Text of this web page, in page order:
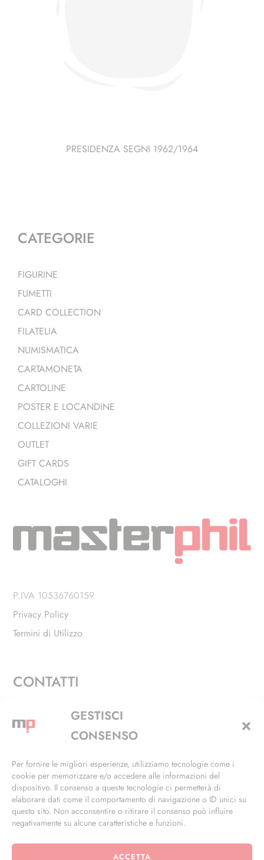
GESTISCI
CONSENSO
Per fornire le migliori esperienze, utilizziamo tecnologie come i
cookie per memorizzare e/o accedere alle informazioni del
dispositivo. Il consenso a queste tecnologie ci permetterà di
elaborare dati come il comportamento di navigazione o ID unici su
questo sito. Non acconsentire o ritirare il consenso può influire
negativamente su alcune caratteristiche e funzioni.
ACCETTA
PRESIDENZA SEGNI 1962/1964
CATEGORIE
FIGURINE
FUMETTI
CARD COLLECTION
FILATELIA
NUMISMATICA
CARTAMONETA
CARTOLINE
POSTER E LOCANDINE
COLLEZIONI VARIE
OUTLET
GIFT CARDS
CATALOGHI
P.IVA 10536760159
Privacy Policy
Termini di Utilizzo
CONTATTI
Via Alfieri, 27 - Trezzano Sul Naviglio (MI)
+39 02 4846 3155
info@masterphil.it